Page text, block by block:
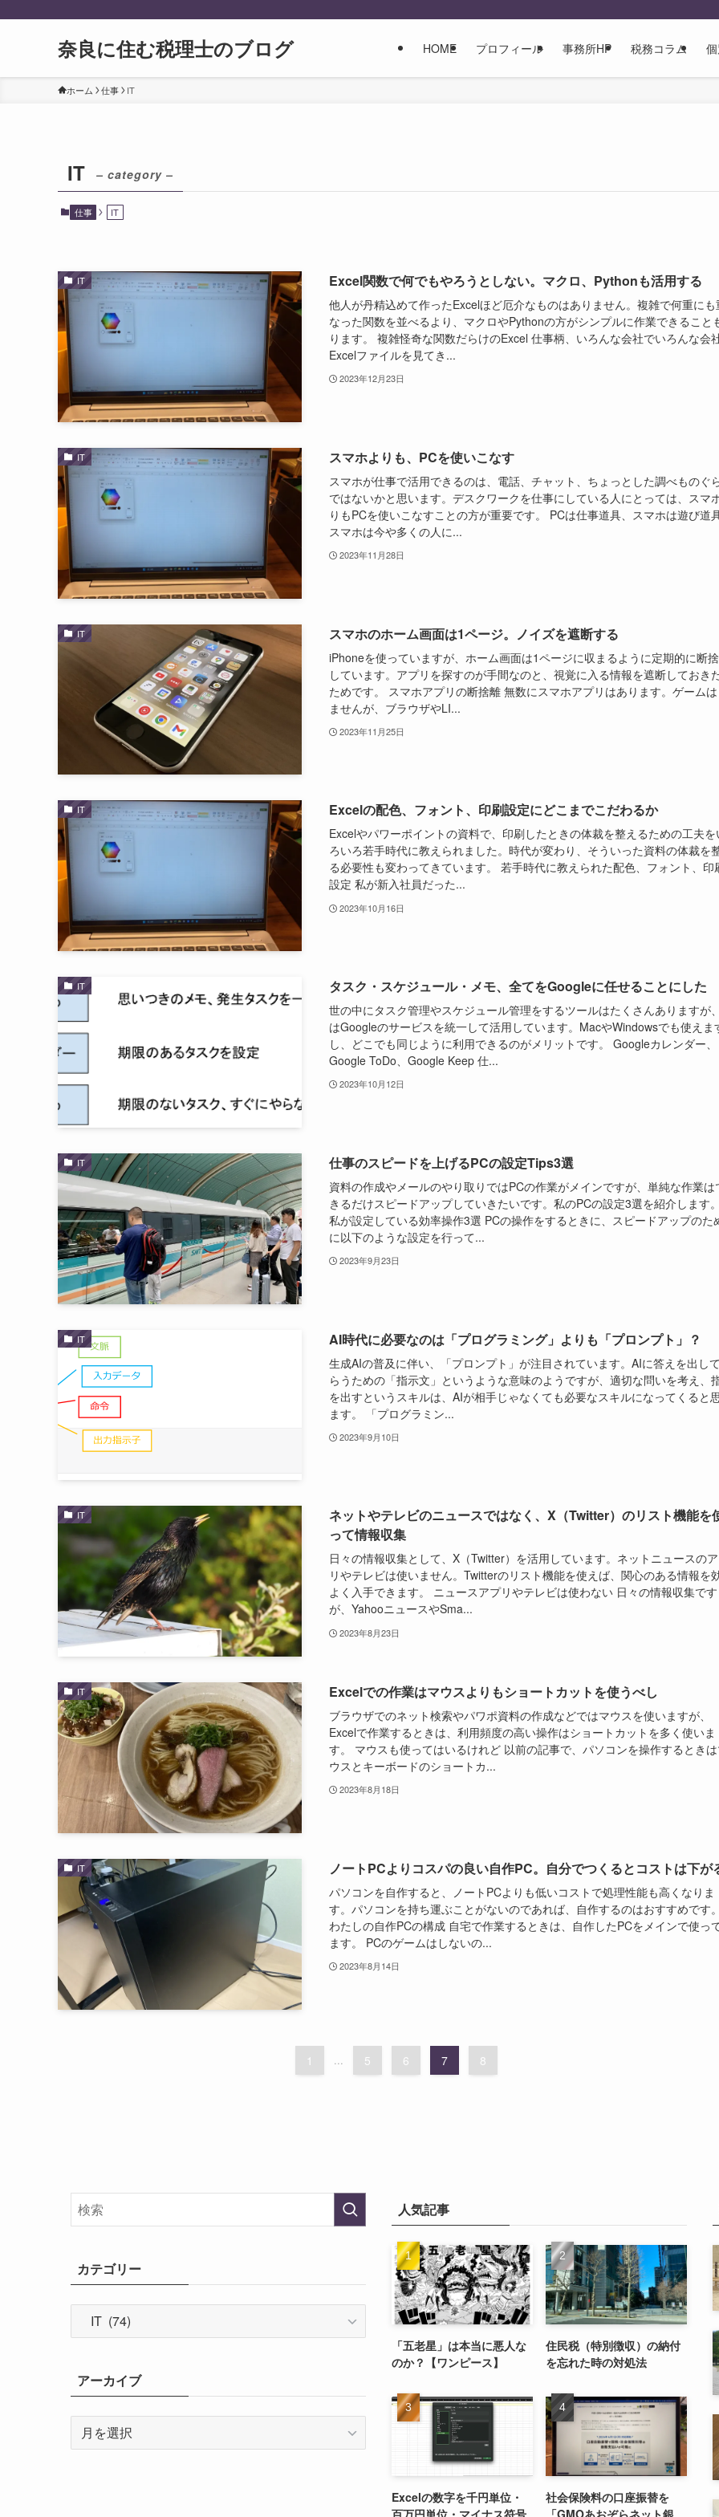
奈良に住む税理士のブログ HOME プロフィール 事務所HP 税務コラム
ホーム 仕事 IT
IT – category –
仕事 IT
IT Excel関数で何でもやろうとしない。マクロ、Pythonも活用する
他人が丹精込めて作ったExcelほど厄介なものはありません。複雑で何重にも
なった関数を並べるより、マクロやPythonの方がシンプルに作業できること
ります。 複雑怪奇な関数だらけのExcel 仕事柄、いろんな会社でいろんな会
Excelファイルを見てき...
2023年12月23日
IT スマホよりも、PCを使いこなす
スマホが仕事で活用できるのは、電話、チャット、ちょっとした調べものぐ
ではないかと思います。デスクワークを仕事にしている人にとっては、スマ
りもPCを使いこなすことの方が重要です。 PCは仕事道具、スマホは遊び道
スマホは今や多くの人に...
2023年11月28日
IT スマホのホーム画面は1ページ。ノイズを遮断する
iPhoneを使っていますが、ホーム画面は1ページに収まるように定期的に断
しています。アプリを探すのが手間なのと、視覚に入る情報を遮断しておき
ためです。 スマホアプリの断捨離 無数にスマホアプリはあります。ゲームは
ませんが、ブラウザやLI...
2023年11月25日
IT Excelの配色、フォント、印刷設定にどこまでこだわるか
Excelやパワーポイントの資料で、印刷したときの体裁を整えるための工夫を
ろいろ若手時代に教えられました。時代が変わり、そういった資料の体裁を
る必要性も変わってきています。 若手時代に教えられた配色、フォント、印
設定 私が新入社員だった...
2023年10月16日
IT タスク・スケジュール・メモ、全てをGoogleに任せることにした
世の中にタスク管理やスケジュール管理をするツールはたくさんありますが
はGoogleのサービスを統一して活用しています。MacやWindowsでも使えま
し、どこでも同じように利用できるのがメリットです。 Googleカレンダー、
Google ToDo、Google Keep 仕...
2023年10月12日
IT 仕事のスピードを上げるPCの設定Tips3選
資料の作成やメールのやり取りではPCの作業がメインですが、単純な作業は
きるだけスピードアップしていきたいです。私のPCの設定3選を紹介します。
私が設定している効率操作3選 PCの操作をするときに、スピードアップのた
に以下のような設定を行って...
2023年9月23日
IT AI時代に必要なのは「プログラミング」よりも「プロンプト」？
生成AIの普及に伴い、「プロンプト」が注目されています。AIに答えを出し
らうための「指示文」というような意味のようですが、適切な問いを考え、
を出すというスキルは、AIが相手じゃなくても必要なスキルになってくると
ます。 「プログラミン...
2023年9月10日
IT
ネットやテレビのニュースではなく、X（Twitter）のリスト機能を
って情報収集
日々の情報収集として、X（Twitter）を活用しています。ネットニュースの
リやテレビは使いません。Twitterのリスト機能を使えば、関心のある情報を
よく入手できます。 ニュースアプリやテレビは使わない 日々の情報収集です
が、YahooニュースやSma...
2023年8月23日
IT Excelでの作業はマウスよりもショートカットを使うべし
ブラウザでのネット検索やパワポ資料の作成などではマウスを使いますが、
Excelで作業するときは、利用頻度の高い操作はショートカットを多く使いま
す。 マウスも使ってはいるけれど 以前の記事で、パソコンを操作するとき
ウスとキーボードのショートカ...
2023年8月18日
IT ノートPCよりコスパの良い自作PC。自分でつくるとコストは下が
パソコンを自作すると、ノートPCよりも低いコストで処理性能も高くなりま
す。パソコンを持ち運ぶことがないのであれば、自作するのはおすすめです。
わたしの自作PCの構成 自宅で作業するときは、自作したPCをメインで使っ
ます。 PCのゲームはしないの...
2023年8月14日
1 ... 5 6 7 8
カテゴリー
テ
リ
ー
アーカイブ
ー
人気記事
「五老星」は本当に悪人な
のか？【ワンピース】
住民税（特別徴収）の納付
を忘れた時の対処法
Excelの数字を千円単位・
百万円単位・マイナス符号
社会保険料の口座振替を
「GMOあおぞらネット銀